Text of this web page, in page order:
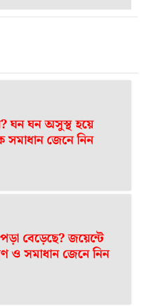
ঘন ঘন অসুস্থ হয়ে
জেনে নিন
বেড়েছে? জয়েন্টে
সমাধান জেনে নিন